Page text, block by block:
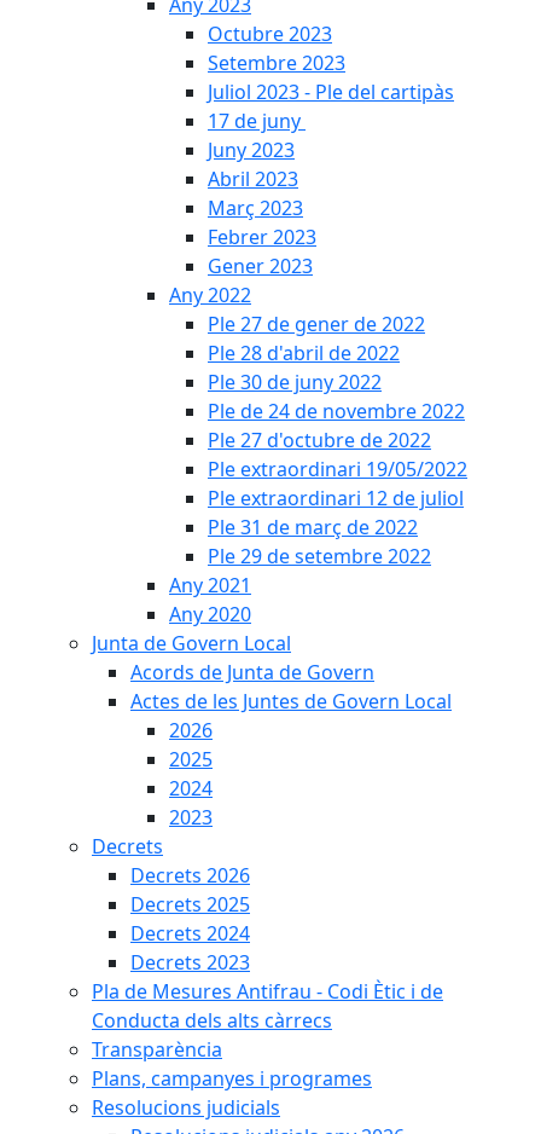
Octubre 2023
Setembre 2023
Juliol 2023 - Ple del cartipàs
17 de juny
Juny 2023
Abril 2023
Març 2023
Febrer 2023
Gener 2023
Any 2022
Ple 27 de gener de 2022
Ple 28 d'abril de 2022
Ple 30 de juny 2022
Ple de 24 de novembre 2022
Ple 27 d'octubre de 2022
Ple extraordinari 19/05/2022
Ple extraordinari 12 de juliol
Ple 31 de març de 2022
Ple 29 de setembre 2022
Any 2021
Any 2020
Junta de Govern Local
Acords de Junta de Govern
Actes de les Juntes de Govern Local
2026
2025
2024
2023
Decrets
Decrets 2026
Decrets 2025
Decrets 2024
Decrets 2023
Pla de Mesures Antifrau - Codi Ètic i de
Conducta dels alts càrrecs
Transparència
Plans, campanyes i programes
Resolucions judicials